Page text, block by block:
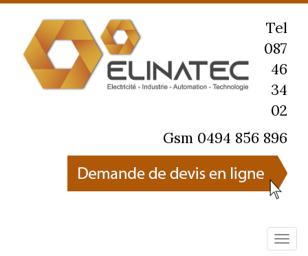
Tel
087
46
34
02
Gsm 0494 856 896